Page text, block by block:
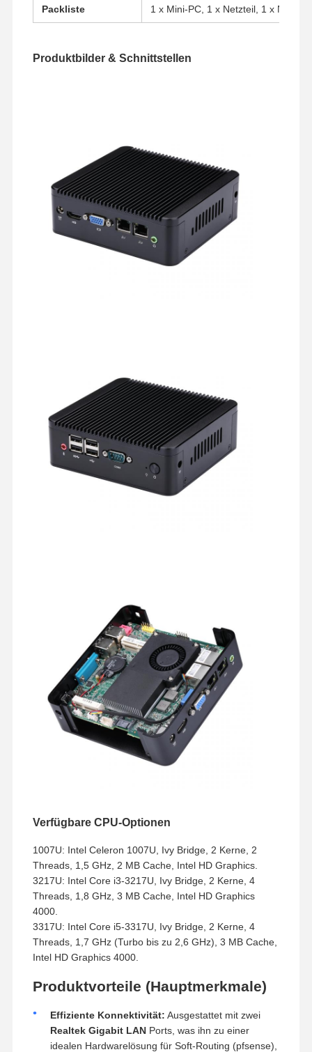
Packliste 1 x Mini-PC, 1 x Netzteil, 1 x
Produktbilder & Schnittstellen
Verfügbare CPU-Optionen
1007U: Intel Celeron 1007U, Ivy Bridge, 2 Kerne, 2
Threads, 1,5 GHz, 2 MB Cache, Intel HD Graphics.
3217U: Intel Core i3-3217U, Ivy Bridge, 2 Kerne, 4
Threads, 1,8 GHz, 3 MB Cache, Intel HD Graphics
4000.
3317U: Intel Core i5-3317U, Ivy Bridge, 2 Kerne, 4
Threads, 1,7 GHz (Turbo bis zu 2,6 GHz), 3 MB Cache,
Intel HD Graphics 4000.
Produktvorteile (Hauptmerkmale)
Effiziente Konnektivität: Ausgestattet mit zwei
Realtek Gigabit LANPorts, was ihn zu einer
idealen Hardwarelösung für Soft-Routing (pfsense),